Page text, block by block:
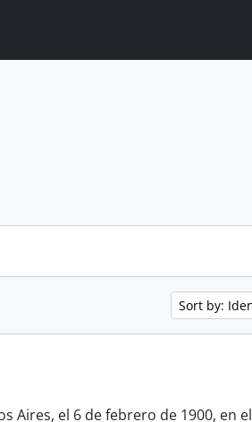
Sort by:
Aires, el 6 de febrero de 1900, en